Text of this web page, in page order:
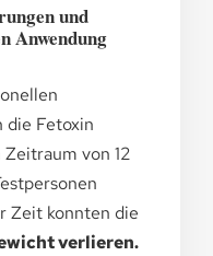
und
Anwendung
die Fetoxin
von 12
Zeit konnten die
verlieren.